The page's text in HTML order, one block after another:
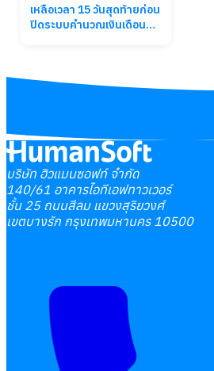
เหลือเวลา 15 วันสุดท้ายก่อน
ปิดระบบคำนวณเงินเดือน
บริษัท ฮิวแมนซอฟท์ จำกัด
140/61 อาคารไอทีเอฟทาวเวอร์
ชั้น 25 ถนนสีลม แขวงสุริยวงศ์
เขตบางรัก กรุงเทพมหานคร 10500